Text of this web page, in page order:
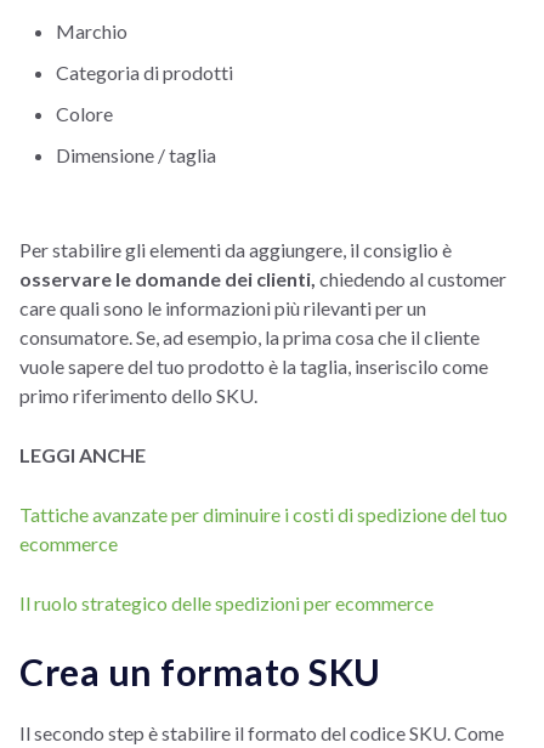
Marchio
Categoria di prodotti
Colore
Dimensione / taglia
Per stabilire gli elementi da aggiungere, il consiglio è
osservare le domande dei clienti, chiedendo al customer
care quali sono le informazioni più rilevanti per un
consumatore. Se, ad esempio, la prima cosa che il cliente
vuole sapere del tuo prodotto è la taglia, inseriscilo come
primo riferimento dello SKU.
LEGGI ANCHE
Tattiche avanzate per diminuire i costi di spedizione del tuo
ecommerce
Il ruolo strategico delle spedizioni per ecommerce
Crea un formato SKU
Il secondo step è stabilire il formato del codice SKU. Come